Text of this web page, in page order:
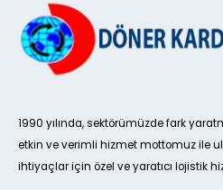
1990 yılında, sektörümüzde fark
etkin ve verimli hizmet mottomuz ile
ihtiyaçlar için özel ve yaratıcı lojistik